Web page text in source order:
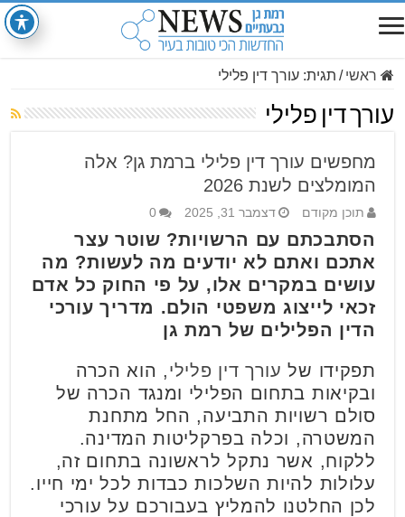
ראשי / תגית:עורך דין פלילי
עורך דין פלילי
מחפשים עורך דין פלילי ברמת גן? אלה
המומלצים לשנת 2026
תוכן מקודם דצמבר 31, 2025 0
הסתבכתם עם הרשויות? שוטר עצר
אתכם ואתם לא יודעים מה לעשות? מה
עושים במקרים אלו, על פי החוק כל אדם
זכאי לייצוג משפטי הולם. מדריך עורכי
הדין הפלילים של רמת גן
תפקידו של עורך דין פלילי, הוא הכרה
ובקיאות בתחום הפלילי ומנגד הכרה של
סולם רשויות התביעה, החל מתחנת
המשטרה, וכלה בפרקליטות המדינה.
ללקוח, אשר נתקל לראשונה בתחום זה,
עלולות להיות השלכות כבדות לכל ימי חייו.
לכן החלטנו להמליץ בעבורכם על עורכי